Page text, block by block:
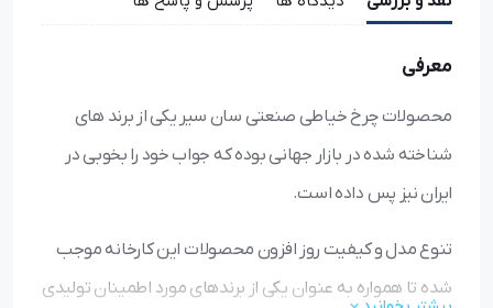
معرفی
محصولات چرخ خیاطی صنعتی سان سیر یکی از برند های
شناخته شده در بازار جهانی بوده که جواب خود را بخوبی در
ایران نیز پس داده است.
تنوع مدل و کیفیت روز افزون محصولات این کارخانه موجب
شده تا همواره به عنوان یکی از برندهای مورد اطمینان تولیدی